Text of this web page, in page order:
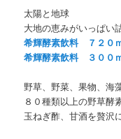
太陽と地球
大地の恵みがいっぱい
希輝酵素飲料 ７２０
希輝酵素飲料 ３００
野草、野菜、果物、海
８０種類以上の野草酵
玉ねぎ酢、甘酒を贅沢